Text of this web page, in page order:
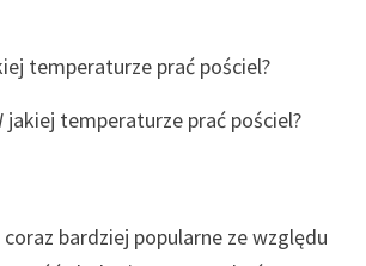
jakiej temperaturze prać pościel?
bardziej popularne ze względu